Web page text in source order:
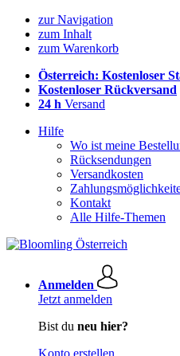
zur Navigation
zum Inhalt
zum Warenkorb
Österreich: Kostenloser
Kostenloser Rückversand
24 h Versand
Hilfe
Wo ist meine
Rücksendungen
Versandkosten
Kontakt
Alle Hilfe-Themen
Anmelden
Jetzt anmelden
Bist du neu hier?
Konto erstellen